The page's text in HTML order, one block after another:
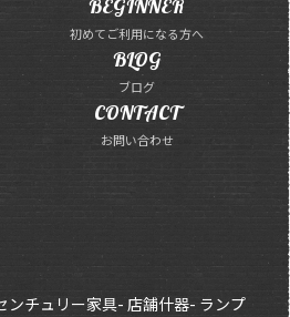
BEGINNER
初めてご利用になる方へ
BLOG
ブログ
CONTACT
お問い合わせ
ンチュリー家具- 店舗什器- ランプ